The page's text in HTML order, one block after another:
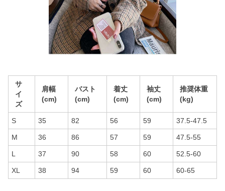
サ
イ
ズ
肩幅
(cm)
バスト
(cm)
着丈
(cm)
袖丈
(cm)
推奨体重
(kg)
S 35 82 56 59 37.5-47.5
M 36 86 57 59 47.5-55
L 37 90 58 60 52.5-60
XL 38 94 59 60 60-65